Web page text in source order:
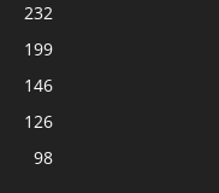
232
199
146
126
98